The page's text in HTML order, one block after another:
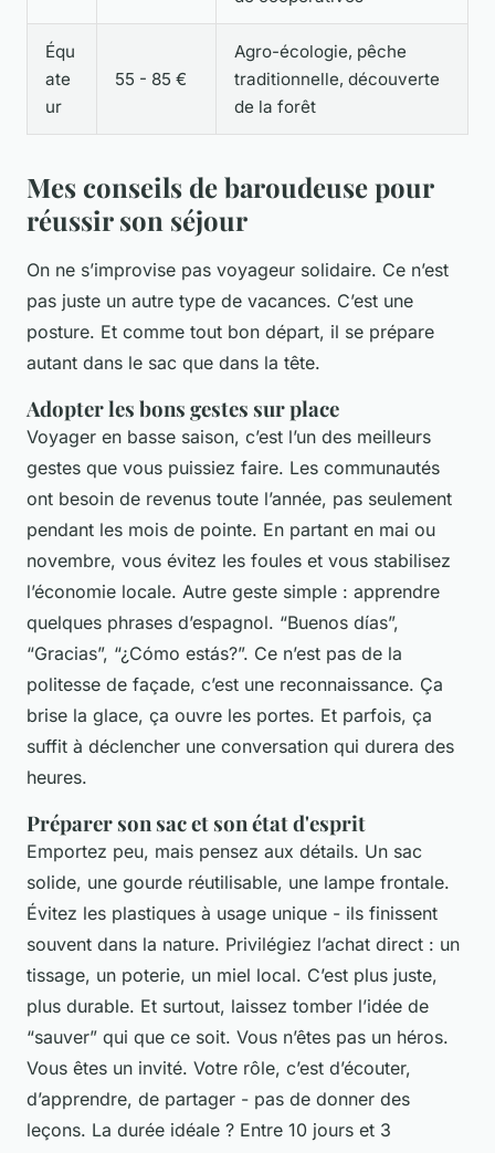
Équ
ate
ur
55 - 85 €
Agro-écologie, pêche
traditionnelle, découverte
de la forêt
Mes conseils de baroudeuse pour
réussir son séjour
On ne s’improvise pas voyageur solidaire. Ce n’est
pas juste un autre type de vacances. C’est une
posture. Et comme tout bon départ, il se prépare
autant dans le sac que dans la tête.
Adopter les bons gestes sur place
Voyager en basse saison, c’est l’un des meilleurs
gestes que vous puissiez faire. Les communautés
ont besoin de revenus toute l’année, pas seulement
pendant les mois de pointe. En partant en mai ou
novembre, vous évitez les foules et vous stabilisez
l’économie locale. Autre geste simple : apprendre
quelques phrases d’espagnol. “Buenos días”,
“Gracias”, “¿Cómo estás?”. Ce n’est pas de la
politesse de façade, c’est une reconnaissance. Ça
brise la glace, ça ouvre les portes. Et parfois, ça
suffit à déclencher une conversation qui durera des
heures.
Préparer son sac et son état d'esprit
Emportez peu, mais pensez aux détails. Un sac
solide, une gourde réutilisable, une lampe frontale.
Évitez les plastiques à usage unique - ils finissent
souvent dans la nature. Privilégiez l’achat direct : un
tissage, un poterie, un miel local. C’est plus juste,
plus durable. Et surtout, laissez tomber l’idée de
“sauver” qui que ce soit. Vous n’êtes pas un héros.
Vous êtes un invité. Votre rôle, c’est d’écouter,
d’apprendre, de partager - pas de donner des
leçons. La durée idéale ? Entre 10 jours et 3